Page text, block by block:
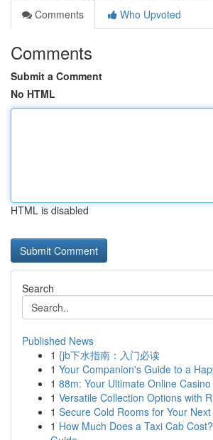
Comments
Who Upvoted
Comments
Submit a Comment
No HTML
HTML is disabled
Search
Published News
1 {jb下水指南：入门必读
1 Your Companion's Guide to a
1 88m: Your Ultimate Online
1 Versatile Collection Options with
1 Secure Cold Rooms for Your
1 How Much Does a Taxi Cab